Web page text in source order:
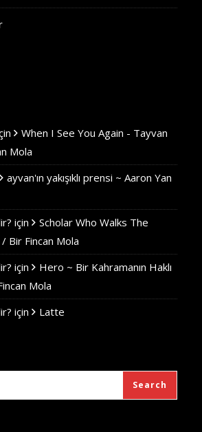
When I See You Again - Tayvan
Mola
ayvan'ın yakışıklı prensi ~ Aaron Yan
için
Scholar Who Walks The
Bir Fincan Mola
için
Hero ~ Bir Kahramanın Haklı
Mola
için Latte